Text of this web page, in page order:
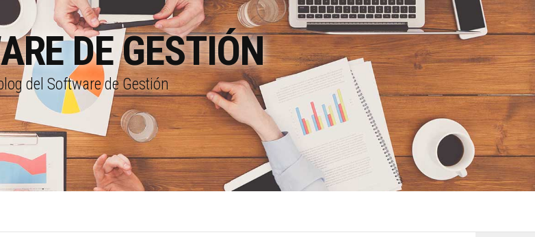
DE GESTIÓN
del Software de Gestión